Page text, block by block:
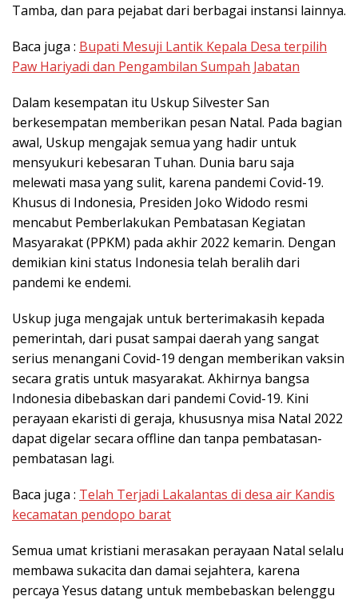
Tamba, dan para pejabat dari berbagai instansi lainnya.
Baca juga : Bupati Mesuji Lantik Kepala Desa terpilih
Paw Hariyadi dan Pengambilan Sumpah Jabatan
Dalam kesempatan itu Uskup Silvester San
berkesempatan memberikan pesan Natal. Pada bagian
awal, Uskup mengajak semua yang hadir untuk
mensyukuri kebesaran Tuhan. Dunia baru saja
melewati masa yang sulit, karena pandemi Covid-19.
Khusus di Indonesia, Presiden Joko Widodo resmi
mencabut Pemberlakukan Pembatasan Kegiatan
Masyarakat (PPKM) pada akhir 2022 kemarin. Dengan
demikian kini status Indonesia telah beralih dari
pandemi ke endemi.
Uskup juga mengajak untuk berterimakasih kepada
pemerintah, dari pusat sampai daerah yang sangat
serius menangani Covid-19 dengan memberikan vaksin
secara gratis untuk masyarakat. Akhirnya bangsa
Indonesia dibebaskan dari pandemi Covid-19. Kini
perayaan ekaristi di geraja, khususnya misa Natal 2022
dapat digelar secara offline dan tanpa pembatasan-
pembatasan lagi.
Baca juga : Telah Terjadi Lakalantas di desa air Kandis
kecamatan pendopo barat
Semua umat kristiani merasakan perayaan Natal selalu
membawa sukacita dan damai sejahtera, karena
percaya Yesus datang untuk membebaskan belenggu